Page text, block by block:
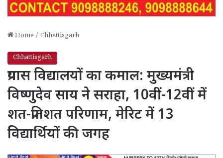
Home / Chhattisgarh
Chhattisgarh
प्रयास विद्यालयों का कमाल: मुख्यमंत्री
विष्णुदेव साय ने सराहा, 10वीं-12वीं में
शत-प्रतिशत परिणाम, मेरिट में 13
विद्यार्थियों की जगह